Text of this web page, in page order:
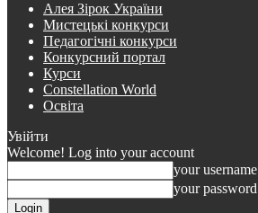
Алея Зірок України
Мистецькі конкурси
Педагогічні конкурси
Конкурсний портал
Курси
Constellation World
Освіта
Увійти
Welcome! Log into your account
your username
your password